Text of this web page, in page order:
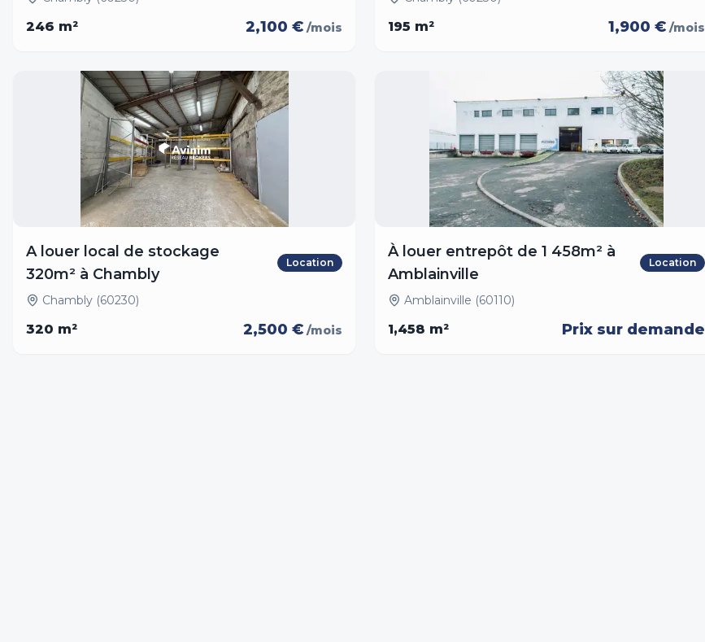
246 m² 2,100 € /mois 195 m² 1,900 € /mois
A louer local de stockage
320m² à Chambly
Location
Chambly (60230)
320 m² 2,500 € /mois
À louer entrepôt de 1 458m² à
Amblainville
Location
Amblainville (60110)
1,458 m² Prix sur demande